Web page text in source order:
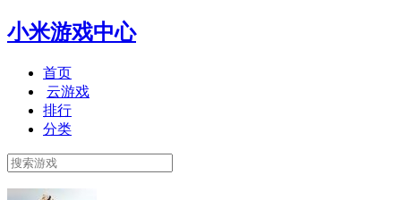
小米游戏中心
首页
云游戏
排行
分类